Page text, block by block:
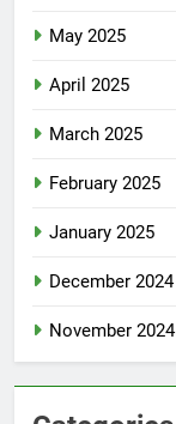
May 2025
April 2025
March 2025
February 2025
January 2025
December 2024
November 2024